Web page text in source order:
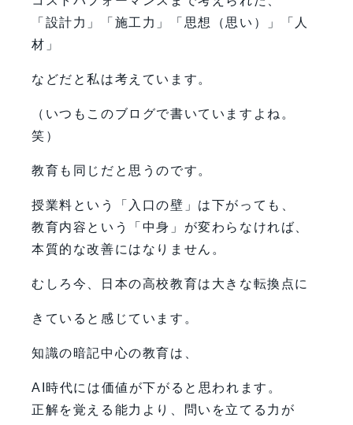
「設計力」「施工力」「思想（思い）」「人
材」
などだと私は考えています。
（いつもこのブログで書いていますよね。
笑）
教育も同じだと思うのです。
授業料という「入口の壁」は下がっても、
教育内容という「中身」が変わらなければ、
本質的な改善にはなりません。
むしろ今、日本の高校教育は大きな転換点に
きていると感じています。
知識の暗記中心の教育は、
AI時代には価値が下がると思われます。
正解を覚える能力より、問いを立てる力が